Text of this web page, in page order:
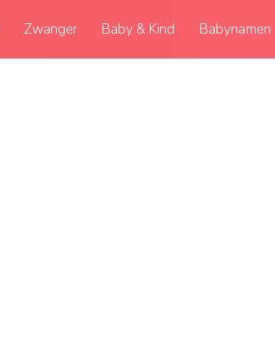
Zwanger Baby & Kind Babynamen